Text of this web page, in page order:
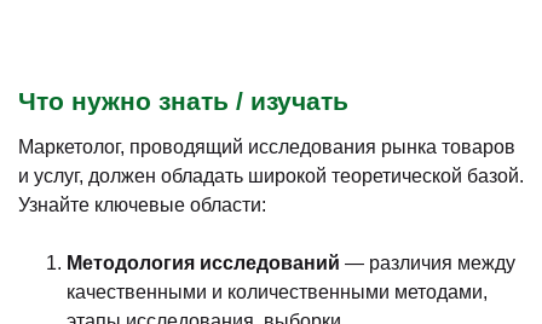
Что нужно знать / изучать
Маркетолог, проводящий исследования рынка товаров
и услуг, должен обладать широкой теоретической базой.
Узнайте ключевые области:
Методология исследований — различия между
качественными и количественными методами,